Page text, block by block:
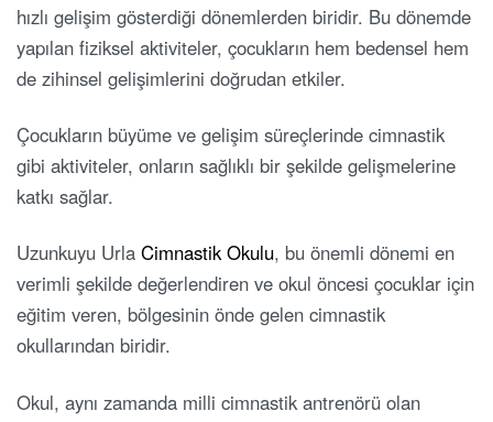
hızlı gelişim gösterdiği dönemlerden biridir. Bu dönemde
yapılan fiziksel aktiviteler, çocukların hem bedensel hem
de zihinsel gelişimlerini doğrudan etkiler.
Çocukların büyüme ve gelişim süreçlerinde cimnastik
gibi aktiviteler, onların sağlıklı bir şekilde gelişmelerine
katkı sağlar.
Uzunkuyu Urla Cimnastik Okulu, bu önemli dönemi en
verimli şekilde değerlendiren ve okul öncesi çocuklar için
eğitim veren, bölgesinin önde gelen cimnastik
okullarından biridir.
Okul, aynı zamanda milli cimnastik antrenörü olan